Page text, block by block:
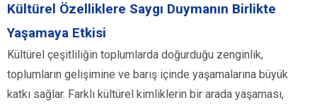
Kültürel Özelliklere Saygı Duymanın Birlikte
Yaşamaya Etkisi
Kültürel çeşitliliğin toplumlarda doğurduğu zenginlik,
toplumların gelişimine ve barış içinde yaşamalarına büyük
katkı sağlar. Farklı kültürel kimliklerin bir arada yaşaması,